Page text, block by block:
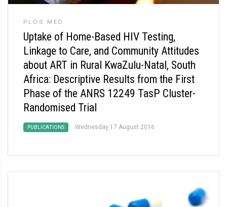
PLOS MED
Uptake of Home-Based HIV Testing,
Linkage to Care, and Community Attitudes
about ART in Rural KwaZulu-Natal, South
Africa: Descriptive Results from the First
Phase of the ANRS 12249 TasP Cluster-
Randomised Trial
PUBLICATIONS Wednesday 17 August 2016